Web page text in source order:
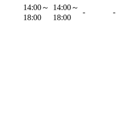
14:00～
18:00
14:00～
18:00
- -